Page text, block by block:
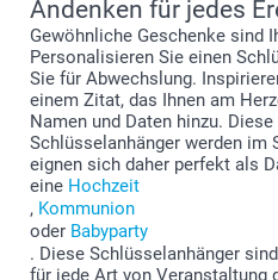
Andenken für jedes
Gewöhnliche Geschenke sind
Personalisieren Sie einen
Sie für Abwechslung.
einem Zitat, das Ihnen am
Namen und Daten hinzu.
Schlüsselanhänger werden im
eignen sich daher perfekt als
eine Hochzeit
, Kommunion
oder Babyparty
. Diese Schlüsselanhänger
für jede Art von Veranstaltung